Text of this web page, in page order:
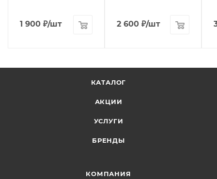
1 900 ₽/шт 2 600 ₽/шт
КАТАЛОГ
АКЦИИ
УСЛУГИ
БРЕНДЫ
КОМПАНИЯ